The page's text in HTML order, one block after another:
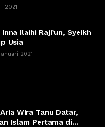
2021
Ilaihi Raji’un, Syeikh
Usia
2021
Wira Tanu Datar,
Islam Pertama di...